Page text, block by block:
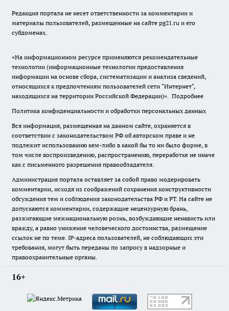
Редакция портала не несет ответственности за комментарии и
материалы пользователей, размещенные на сайте pg21.ru и его
субдоменах.
«На информационном ресурсе применяются рекомендательные
технологии (информационные технологии предоставления
информации на основе сбора, систематизации и анализа сведений,
относящихся к предпочтениям пользователей сети "Интернет",
находящихся на территории Российской Федерации)». Подробнее
Политика конфиденциальности и обработки персональных данных
Вся информация, размещенная на данном сайте, охраняется в
соответствии с законодательством РФ об авторском праве и не
подлежит использованию кем-либо в какой бы то ни было форме, в
том числе воспроизведению, распространению, переработке не иначе
как с письменного разрешения правообладателя.
Администрация портала оставляет за собой право модерировать
комментарии, исходя из соображений сохранения конструктивности
обсуждения тем и соблюдения законодательства РФ и РТ. На сайте не
допускаются комментарии, содержащие нецензурную брань,
разжигающие межнациональную рознь, возбуждающие ненависть или
вражду, а равно унижение человеческого достоинства, размещение
ссылок не по теме. IP-адреса пользователей, не соблюдающих эти
требования, могут быть переданы по запросу в надзорные и
правоохранительные органы.
16+